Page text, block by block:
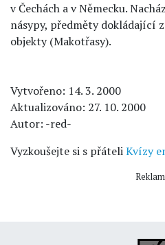
v Čechách a v Německu.
násypy, předměty dokládající
objekty (Makotřasy).
Vytvořeno: 14. 3. 2000
Aktualizováno: 27. 10. 2000
Autor: -red-
Vyzkoušejte si s přáteliKvízy